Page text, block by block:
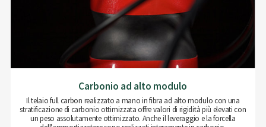
Carbonio ad alto modulo
Il telaio full carbon realizzato a mano in fibra ad alto modulo con una
stratificazione di carbonio ottimizzata offre valori di rigidità più elevati con
un peso assolutamente ottimizzato. Anche il leveraggio e la forcella